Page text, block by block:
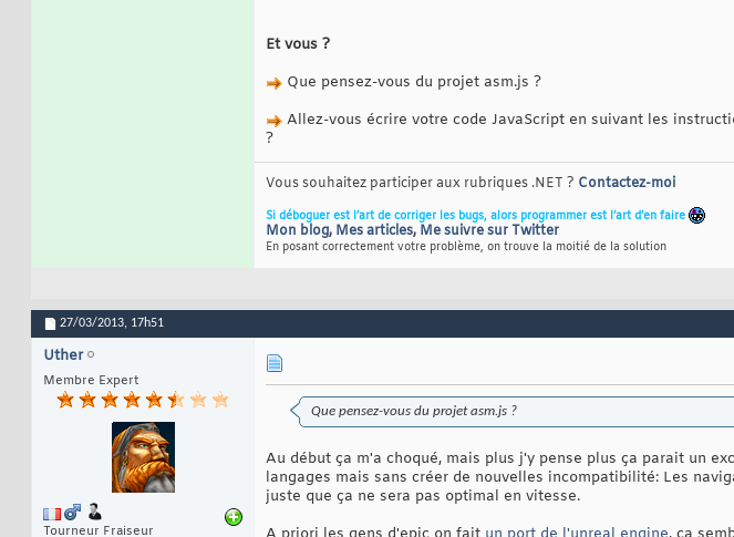
Et vous ?
Que pensez-vous du projet asm.js ?
Allez-vous écrire votre code JavaScript en suivant les
?
Vous souhaitez participer aux rubriques .NET ? Contactez-moi
Si déboguer est l’art de corriger les bugs, alors programmer est l’art d’en faire
Mon blog, Mes articles, Me suivre sur Twitter
En posant correctement votre problème, on trouve la moitié de la solution
27/03/2013, 17h51
Uther
Membre Expert
Tourneur Fraiseur
Que pensez-vous du projet asm.js ?
Au début ça m'a choqué, mais plus j'y pense plus ça parait un
langages mais sans créer de nouvelles incompatibilité: Les
juste que ça ne sera pas optimal en vitesse.